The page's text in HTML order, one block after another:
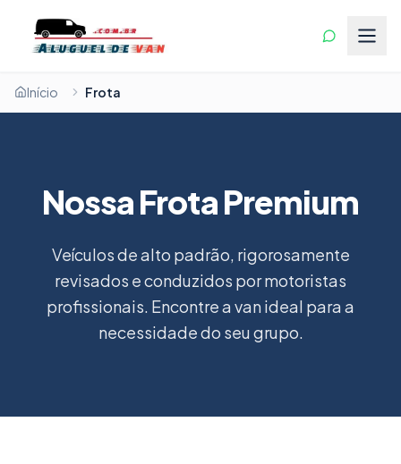
Início Frota
Nossa Frota Premium
Veículos de alto padrão, rigorosamente
revisados e conduzidos por motoristas
profissionais. Encontre a van ideal para a
necessidade do seu grupo.